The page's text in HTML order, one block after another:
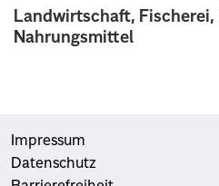
Landwirtschaft,
Nahrungsmittel
Impressum
Datenschutz